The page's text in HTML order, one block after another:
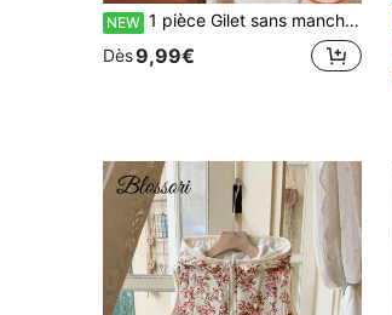
NEW 1 pièce Gilet sans manches pour filles, coupe ample, col montant, fermeture éclair, nœud brodé, mode automne, décontracté, sport, extérieur, polyvalent
Dès9,99€